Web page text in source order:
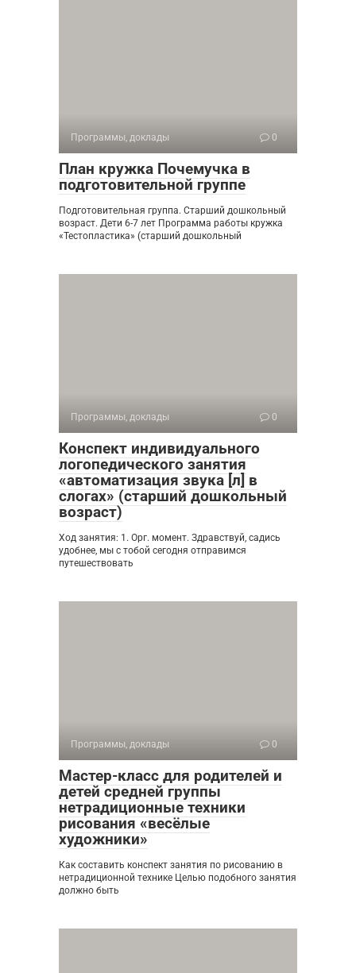
Программы, доклады 0
План кружка Почемучка в
подготовительной группе
Подготовительная группа. Старший дошкольный
возраст. Дети 6-7 лет Программа работы кружка
«Тестопластика» (старший дошкольный
Программы, доклады 0
Конспект индивидуального
логопедического занятия
«автоматизация звука [л] в
слогах» (старший дошкольный
возраст)
Ход занятия: 1. Орг. момент. Здравствуй, садись
удобнее, мы с тобой сегодня отправимся
путешествовать
Программы, доклады 0
Мастер-класс для родителей и
детей средней группы
нетрадиционные техники
рисования «весёлые
художники»
Как составить конспект занятия по рисованию в
нетрадиционной технике Целью подобного занятия
должно быть